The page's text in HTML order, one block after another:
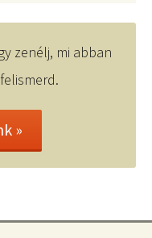
zenélj, mi abban
»